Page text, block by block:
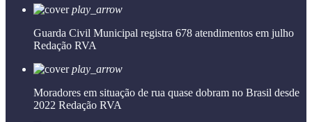
play_arrow
Guarda Civil Municipal registra 678 atendimentos em julho
Redação RVA
play_arrow
Moradores em situação de rua quase dobram no Brasil desde
2022 Redação RVA